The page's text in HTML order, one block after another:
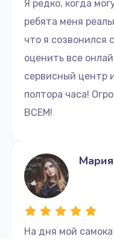
Я редко, когда
ребята меня
что я созвонился
оценить все
сервисный центр
полтора часа!
ВСЕМ!
На дня мой
Мария